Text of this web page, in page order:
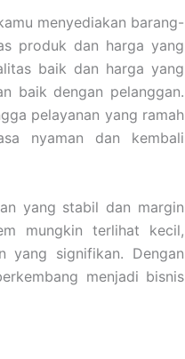
menyediakan barang-
produk dan harga yang
baik dan harga yang
baik dengan pelanggan.
pelayanan yang ramah
nyaman dan kembali
yang stabil dan margin
mungkin terlihat kecil,
yang signifikan. Dengan
menjadi bisnis